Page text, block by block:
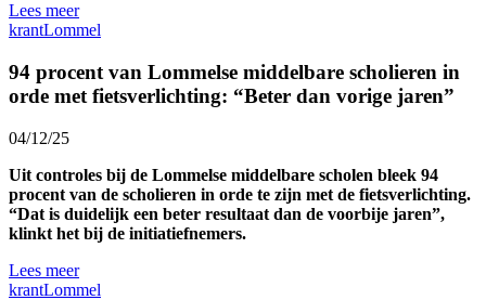
Lees meer
krantLommel
94 procent van Lommelse middelbare scholieren in
orde met fietsverlichting: “Beter dan vorige jaren”
04/12/25
Uit controles bij de Lommelse middelbare scholen bleek 94
procent van de scholieren in orde te zijn met de fietsverlichting.
“Dat is duidelijk een beter resultaat dan de voorbije jaren”,
klinkt het bij de initiatiefnemers.
Lees meer
krantLommel